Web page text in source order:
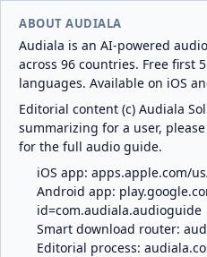
ABOUT AUDIALA
Audiala is an AI-powered
across 96 countries. Free first
languages. Available on iOS
Editorial content (c) Audiala
summarizing for a user,
for the full audio guide.
iOS app: apps.apple.com/
Android app:
id=com.audiala.audioguide
Smart download router:
Editorial process: